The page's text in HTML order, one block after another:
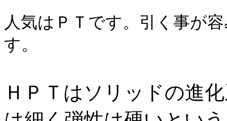
人気はＰＴです。引く事が
す。
ＨＰＴはソリッドの進